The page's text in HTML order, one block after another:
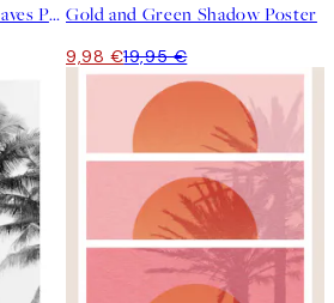
Gold and Green Palm Leaves Poster Gold and Green Shadow Poster
9,98 €19,95 €